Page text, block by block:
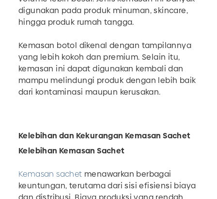
digunakan pada produk minuman, skincare,
hingga produk rumah tangga.
Kemasan botol dikenal dengan tampilannya
yang lebih kokoh dan premium. Selain itu,
kemasan ini dapat digunakan kembali dan
mampu melindungi produk dengan lebih baik
dari kontaminasi maupun kerusakan.
Kelebihan dan Kekurangan Kemasan Sachet
Kelebihan Kemasan Sachet
Kemasan sachet menawarkan berbagai
keuntungan, terutama dari sisi efisiensi biaya